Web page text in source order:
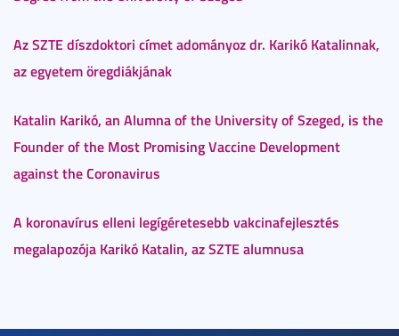
Az SZTE díszdoktori címet adományoz dr. Karikó Katalinnak,
az egyetem öregdiákjának
Katalin Karikó, an Alumna of the University of Szeged, is the
Founder of the Most Promising Vaccine Development
against the Coronavirus
A koronavírus elleni legígéretesebb vakcinafejlesztés
megalapozója Karikó Katalin, az SZTE alumnusa